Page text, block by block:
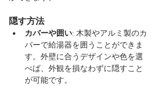
隠す方法
カバーや囲い: 木製やアルミ製のカ
バーで給湯器を囲うことができま
す。外壁に合うデザインや色を選
べば、外観を損なわずに隠すこと
が可能です。